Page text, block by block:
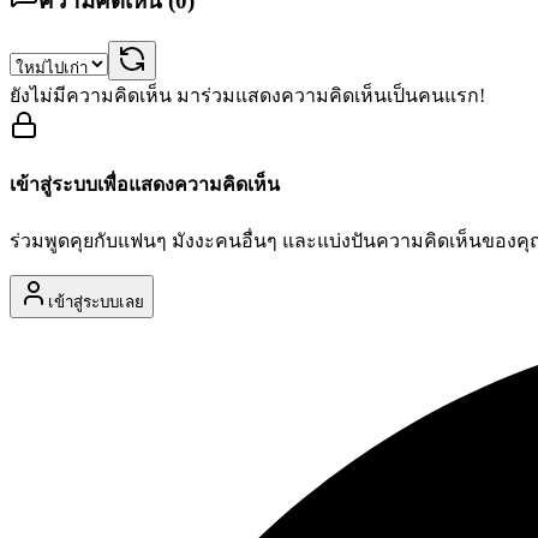
ยังไม่มีความคิดเห็น มาร่วมแสดงความคิดเห็นเป็นคนแรก!
เข้าสู่ระบบเพื่อแสดงความคิดเห็น
ร่วมพูดคุยกับแฟนๆ มังงะคนอื่นๆ และแบ่งปันความคิดเห็นของ
เข้าสู่ระบบเลย